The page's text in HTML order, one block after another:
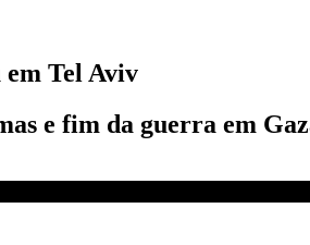
Tel Aviv
e fim da guerra em